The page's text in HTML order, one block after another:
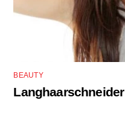
BEAUTY
Langhaarschneider